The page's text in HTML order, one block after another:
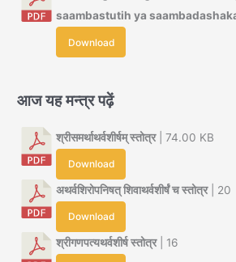
saambastutih ya
Download
आज यह मन्त्र पढ़ें
श्रीसमर्थाथर्वशीर्षम् स्तोत्र| 74.00 KB
Download
अथर्वशिरोपनिषत् शिवाथर्वशीर्षं च स्तोत्र| 20
Download
श्रीगणपत्यथर्वशीर्ष स्तोत्र| 16